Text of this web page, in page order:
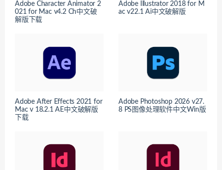
Adobe Character Animator 2
021 for Mac v4.2 Ch中文破
解版下载
Adobe Illustrator 2018 for M
ac v22.1 Ai中文破解版
Adobe After Effects 2021 for
Mac v 18.2.1 AE中文破解版
下载
Adobe Photoshop 2026 v27.
8 PS图像处理软件中文Win版